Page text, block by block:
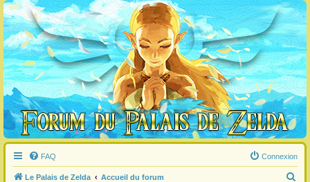
FAQ Connexion
Le Palais de Zelda Accueil du forum